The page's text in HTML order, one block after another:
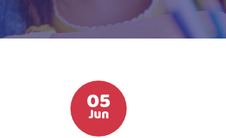
05
Jun